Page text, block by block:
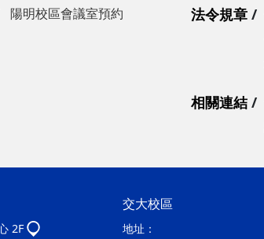
陽明校區會議室預約 法令規章
相關連結
2F
交大校區
地址：